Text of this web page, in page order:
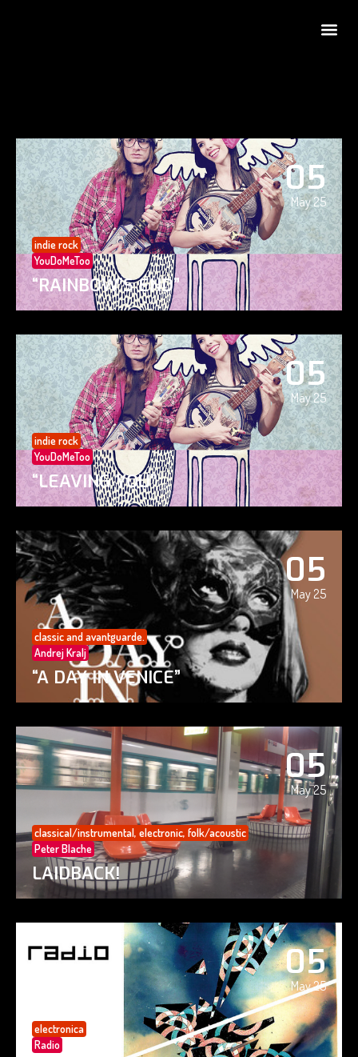
05
May 25
indie rock
YouDoMeToo
“RAINBOW’S END”
05
May 25
indie rock
YouDoMeToo
“LEAVING YOU”
05
May 25
classic and avantguarde.
Andrej Kralj
“A DAY IN VENICE”
05
May 25
classical/instrumental, electronic, folk/acoustic
Peter Blache
LAIDBACK!
05
May 25
electronica
Radio